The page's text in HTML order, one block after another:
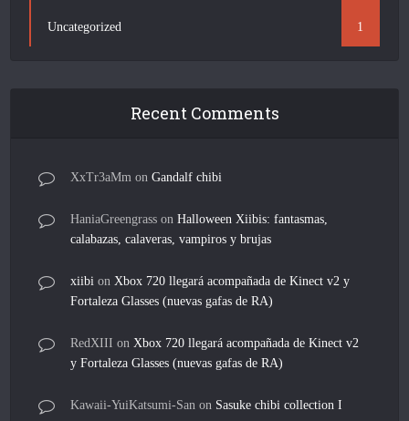
Uncategorized 1
Recent Comments
XxTr3aMm onGandalf chibi
HaniaGreengrass onHalloween Xiibis: fantasmas,
calabazas, calaveras, vampiros y brujas
xiibi onXbox 720 llegará acompañada de Kinect v2 y
Fortaleza Glasses (nuevas gafas de RA)
RedXIII onXbox 720 llegará acompañada de Kinect v2
y Fortaleza Glasses (nuevas gafas de RA)
Kawaii-YuiKatsumi-San on Sasuke chibi collection I